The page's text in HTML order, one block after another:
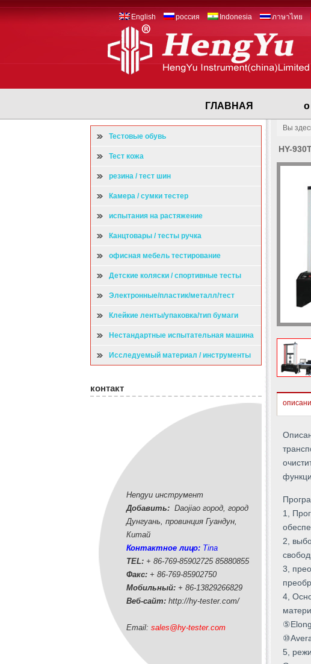
ภาษาไทย
Indonesia
россия
English
ГЛАВНАЯ о
Тестовые обувь
Тест кожа
резина / тест шин
Камера / сумки тестер
испытания на растяжение
Канцтовары / тесты ручка
офисная мебель тестирование
Детские коляски / спортивные тесты
Электронные/пластик/металл/тест
Клейкие ленты/упаковка/тип бумаги
испытательная машина
Нестандартные испытательная машина
Исследуемый материал / инструменты
контакт
Hengyu инструмент
Добавить:Daojiao город, город
Дунгуань, провинция Гуандун,
Китай
Контактное лицо: Tina
TEL:+ 86-769-85902725 85880855
Факс:+ 86-769-85902750
Мобильный:+ 86-13829266829
Веб-сайт: http://hy-tester.com/
Email: sales@hy-tester.com
Вы
HY-
1,
2,
3,
4,
5,